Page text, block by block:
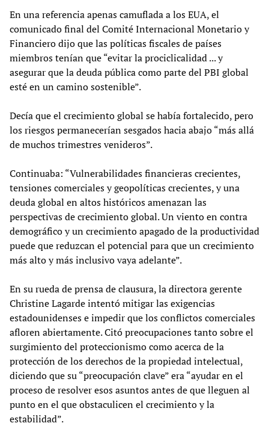
En una referencia apenas camuflada a los EUA, el
comunicado final del Comité Internacional Monetario y
Financiero dijo que las políticas fiscales de países
miembros tenían que “evitar la prociclicalidad ... y
asegurar que la deuda pública como parte del PBI global
esté en un camino sostenible”.
Decía que el crecimiento global se había fortalecido, pero
los riesgos permanecerían sesgados hacia abajo “más allá
de muchos trimestres venideros”.
Continuaba: “Vulnerabilidades financieras crecientes,
tensiones comerciales y geopolíticas crecientes, y una
deuda global en altos históricos amenazan las
perspectivas de crecimiento global. Un viento en contra
demográfico y un crecimiento apagado de la productividad
puede que reduzcan el potencial para que un crecimiento
más alto y más inclusivo vaya adelante”.
En su rueda de prensa de clausura, la directora gerente
Christine Lagarde intentó mitigar las exigencias
estadounidenses e impedir que los conflictos comerciales
afloren abiertamente. Citó preocupaciones tanto sobre el
surgimiento del proteccionismo como acerca de la
protección de los derechos de la propiedad intelectual,
diciendo que su “preocupación clave” era “ayudar en el
proceso de resolver esos asuntos antes de que lleguen al
punto en el que obstaculicen el crecimiento y la
estabilidad”.